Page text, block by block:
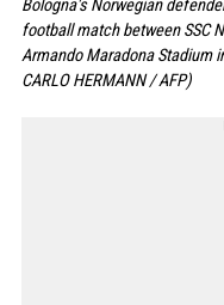
Bologna's Norwegian
football match between SSC
Armando Maradona Stadium
CARLO HERMANN / AFP)